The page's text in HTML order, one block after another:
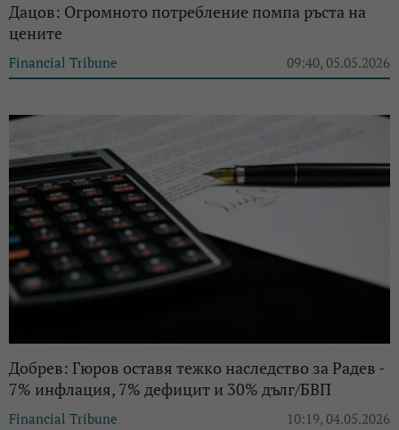
Дацов: Огромното потребление помпа ръста на
цените
Financial Tribune 09:40, 05.05.2026
Добрев: Гюров оставя тежко наследство за Радев -
7% инфлация, 7% дефицит и 30% дълг/БВП
Financial Tribune 10:19, 04.05.2026